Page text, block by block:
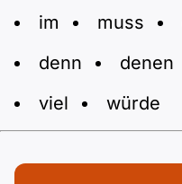
im
muss
denn
denen
viel
würde